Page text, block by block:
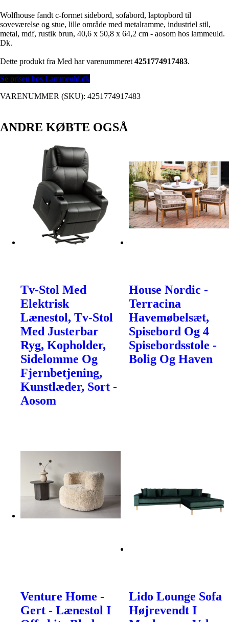
Wolfhouse fandt c-formet sidebord, sofabord, laptopbord til
soveværelse og stue, lille område med metalramme, industriel stil,
metal, mdf, rustik brun, 40,6 x 50,8 x 64,2 cm - aosom hos lammeuld.
Dk.
Dette produkt fra Med har varenummeret 4251774917483.
Se prisen hos Lammeuld.dk
VARENUMMER (SKU): 4251774917483
ANDRE KØBTE OGSÅ
Tv-Stol Med
Elektrisk
Lænestol, Tv-Stol
Med Justerbar
Ryg, Kopholder,
Sidelomme Og
Fjernbetjening,
Kunstlæder, Sort -
Aosom
House Nordic -
Terracina
Havemøbelsæt,
Spisebord Og 4
Spisebordsstole -
Bolig Og Haven
Venture Home -
Gert - Lænestol I
Lido Lounge Sofa
Højrevendt I